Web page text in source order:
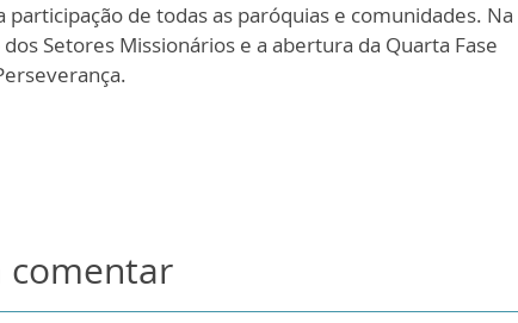
participação de todas as paróquias e comunidades. Na
Setores Missionários e a abertura da Quarta Fase
comentar